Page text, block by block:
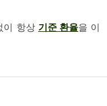
이 항상 기준 환율을 이